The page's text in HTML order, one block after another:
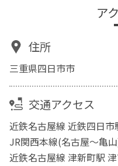
ア
住所
三重県四日市市
交通アクセス
近鉄名古屋線 近鉄四日市
JR関西本線(名古屋～亀
近鉄名古屋線 津新町駅